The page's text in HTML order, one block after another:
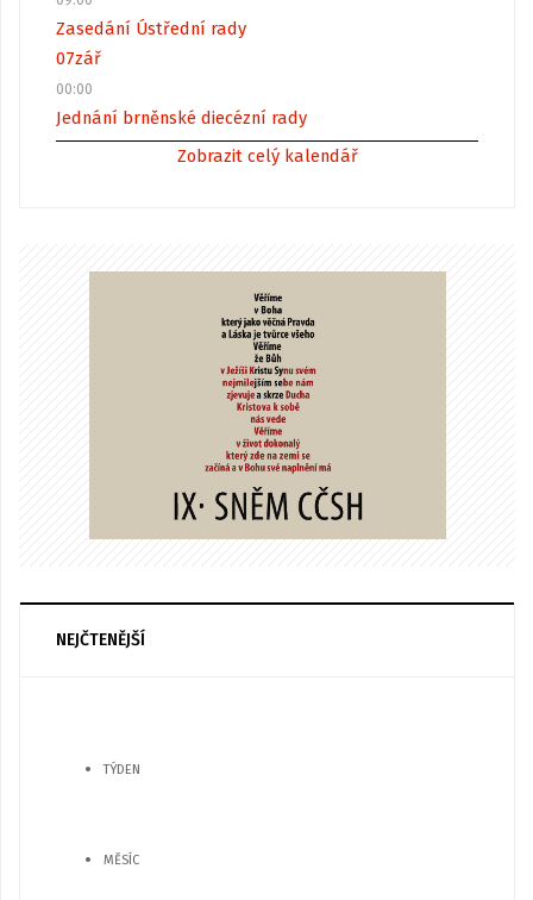
Zasedání Ústřední rady
07zář
00:00
Jednání brněnské diecézní rady
Zobrazit celý kalendář
NEJČTENĚJŠÍ
TÝDEN
MĚSÍC